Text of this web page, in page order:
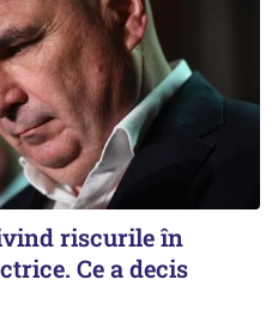
riscurile în
Ce a decis